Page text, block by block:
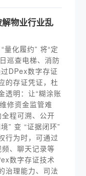
物业行业乱
量化履约” 将“定
巡查电梯、消防
DPex数字存证
的存证凭证，杜
透明：让“糊涂账
修资金监管难
程可溯、公开
” 变 “证据闭环”
行为时，可通过
、聊天记录等
数字存证技术
治理能力、司法